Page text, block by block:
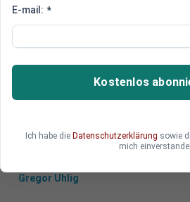
Japan: Yen fällt auf
Der Yen ist auf den tiefsten
32 Jahren abgerutscht.
widersprüchlichen Ziele der
Gregor Uhlig
E-mail: *
Kostenlos
Ich habe die Datenschutzerklärung sowie
mich